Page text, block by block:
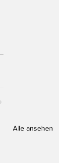
Alle ansehen